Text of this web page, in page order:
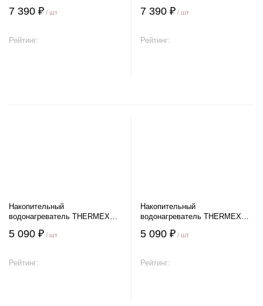
7 390 ₽ / шт
Рейтинг:
7 390 ₽ / шт
Рейтинг:
Накопительный
водонагреватель THERMEX
5 090 ₽ / шт
Рейтинг:
Накопительный
водонагреватель THERMEX
5 090 ₽ / шт
Рейтинг: